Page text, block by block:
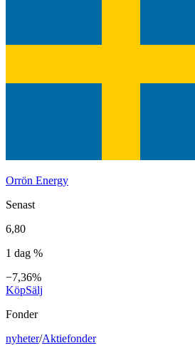
Orrön Energy
Senast
6,80
1 dag %
−7,36%
KöpSälj
Fonder
nyheter/Aktiefonder